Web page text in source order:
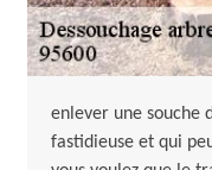
enlever une souche
fastidieuse et qui